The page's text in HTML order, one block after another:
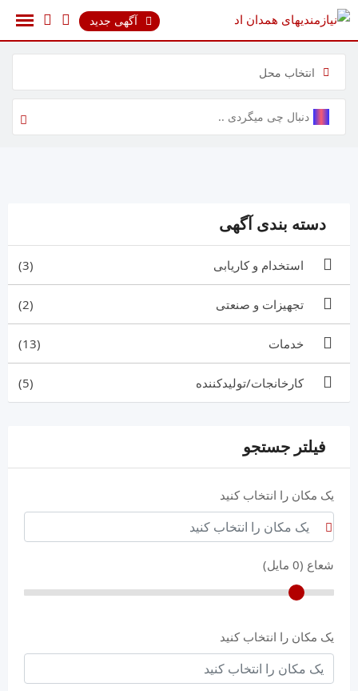
پرش
محتوا
آگهی جدید
انتخاب محل
دسته بندی آگهی
استخدام و کاریابی (3)
تجهیزات و صنعتی (2)
خدمات (13)
کارخانجات/تولیدکننده (5)
فیلتر جستجو
یک مکان را انتخاب کنید
شعاع (0 مایل)
یک مکان را انتخاب کنید